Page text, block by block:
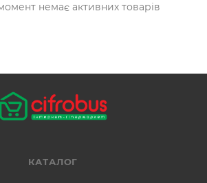
немає активних товарів
КАТАЛОГ